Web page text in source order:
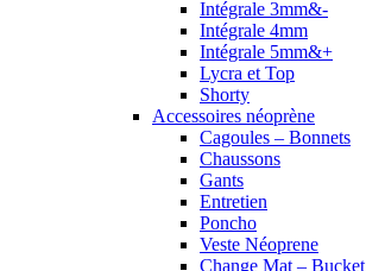
Intégrale 3mm&-
Intégrale 4mm
Intégrale 5mm&+
Lycra et Top
Shorty
Accessoires néoprène
Cagoules – Bonnets
Chaussons
Gants
Entretien
Poncho
Veste Néoprene
Change Mat – Bucket